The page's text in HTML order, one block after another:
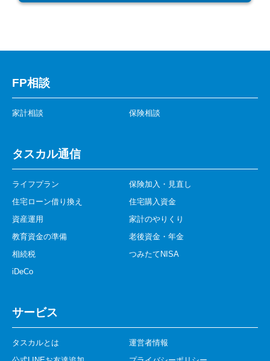
FP相談
家計相談 保険相談
タスカル通信
ライフプラン
保険加入・見直し
住宅ローン借り換え
住宅購入資金
資産運用
家計のやりくり
教育資金の準備
老後資金・年金
相続税
つみたてNISA
iDeCo
サービス
タスカルとは
運営者情報